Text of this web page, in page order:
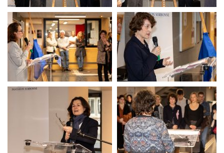
SSE SSE
SSE